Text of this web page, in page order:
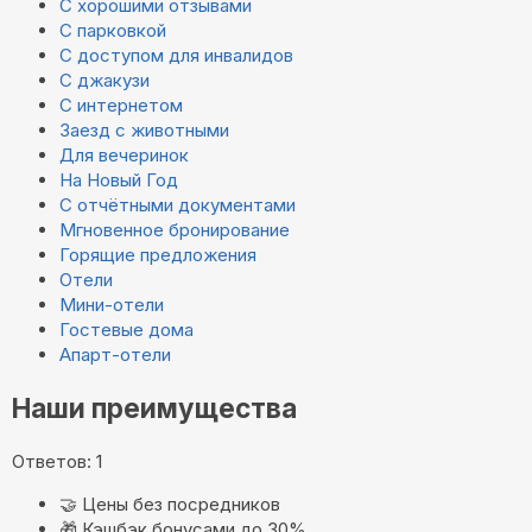
С хорошими отзывами
С парковкой
С доступом для инвалидов
С джакузи
С интернетом
Заезд с животными
Для вечеринок
На Новый Год
С отчётными документами
Мгновенное бронирование
Горящие предложения
Отели
Мини-отели
Гостевые дома
Апарт-отели
Наши преимущества
Ответов: 1
🤝 Цены без посредников